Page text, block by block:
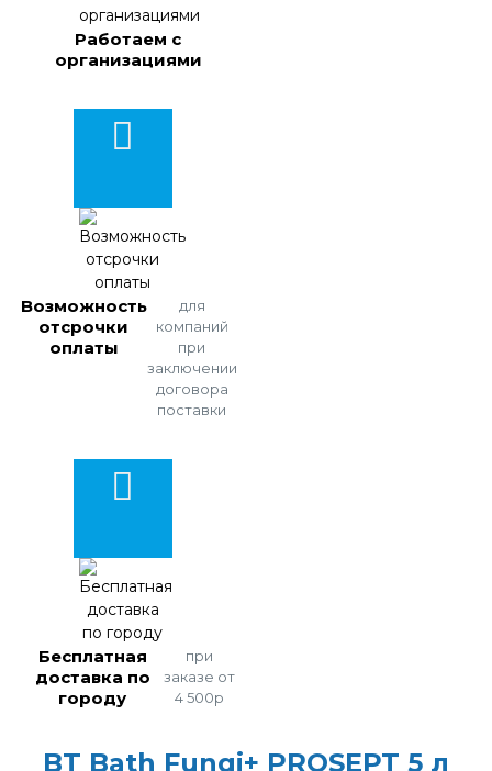
Работаем с
организациями
Возможность
отсрочки
оплаты
для
компаний
при
заключении
договора
поставки
Бесплатная
доставка по
городу
при
заказе от
4 500р
BT Bath Fungi+ PROSEPT 5 л